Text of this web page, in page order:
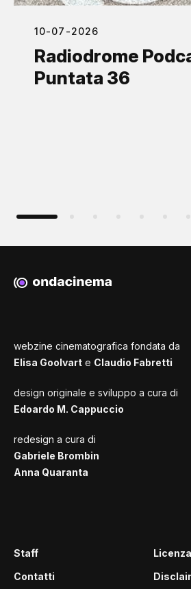
10-07-2026
Radiodrome
Puntata 36
webzine cinematografica fondata da
Elisa Goolvart e Claudio Fabretti
design originale e sviluppo a cura di
Edoardo M. Cappuccio
redesign a cura di
Gabriele Brombin
Anna Quaranta
Staff
Contatti